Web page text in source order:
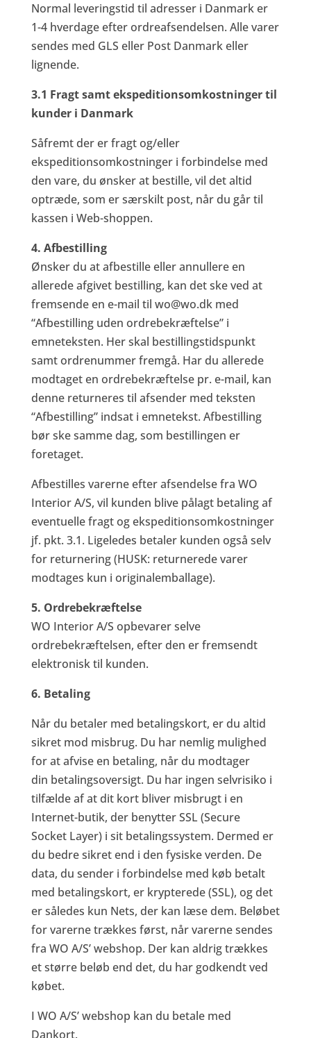
Normal leveringstid til adresser i Danmark er
1-4 hverdage efter ordreafsendelsen. Alle varer
sendes med GLS eller Post Danmark eller
lignende.
3.1 Fragt samt ekspeditionsomkostninger til
kunder i Danmark
Såfremt der er fragt og/eller
ekspeditionsomkostninger i forbindelse med
den vare, du ønsker at bestille, vil det altid
optræde, som er særskilt post, når du går til
kassen i Web-shoppen.
4. Afbestilling
Ønsker du at afbestille eller annullere en
allerede afgivet bestilling, kan det ske ved at
fremsende en e-mail til wo@wo.dk med
“Afbestilling uden ordrebekræftelse” i
emneteksten. Her skal bestillingstidspunkt
samt ordrenummer fremgå. Har du allerede
modtaget en ordrebekræftelse pr. e-mail, kan
denne returneres til afsender med teksten
“Afbestilling” indsat i emnetekst. Afbestilling
bør ske samme dag, som bestillingen er
foretaget.
Afbestilles varerne efter afsendelse fra WO
Interior A/S, vil kunden blive pålagt betaling af
eventuelle fragt og ekspeditionsomkostninger
jf. pkt. 3.1. Ligeledes betaler kunden også selv
for returnering (HUSK: returnerede varer
modtages kun i originalemballage).
5. Ordrebekræftelse
WO Interior A/S opbevarer selve
ordrebekræftelsen, efter den er fremsendt
elektronisk til kunden.
6. Betaling
Når du betaler med betalingskort, er du altid
sikret mod misbrug. Du har nemlig mulighed
for at afvise en betaling, når du modtager
din betalingsoversigt. Du har ingen selvrisiko i
tilfælde af at dit kort bliver misbrugt i en
Internet-butik, der benytter SSL (Secure
Socket Layer) i sit betalingssystem. Dermed er
du bedre sikret end i den fysiske verden. De
data, du sender i forbindelse med køb betalt
med betalingskort, er krypterede (SSL), og det
er således kun Nets, der kan læse dem. Beløbet
for varerne trækkes først, når varerne sendes
fra WO A/S’ webshop. Der kan aldrig trækkes
et større beløb end det, du har godkendt ved
købet.
I WO A/S’ webshop kan du betale med
Dankort.